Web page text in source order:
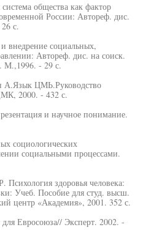
общества как фактор
России: Автореф. дис.
с.
внедрение социальных,
Автореф. дис. на соиск.
М.,1996. - 29 с.
А.Язык ЦМЬ.Руководство
2000. - 432 с.
и научное понимание.
социологических
социальными процессами.
здоровья человека:
Учеб. Пособие для студ. высш.
центр «Академия», 2001. 352 с.
Евросоюза// Эксперт. 2002. -